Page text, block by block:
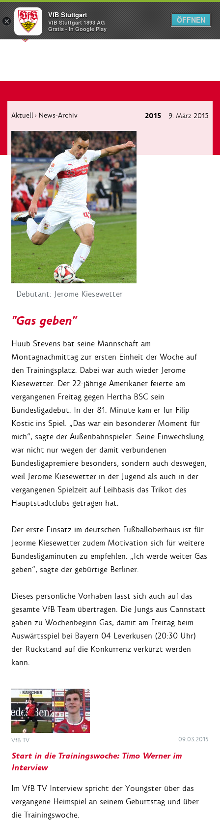
Menü
Aktuell › News-Archiv 2015 9. März 2015
Debütant: Jerome Kiesewetter
"Gas geben"
Huub Stevens bat seine Mannschaft am
Montagnachmittag zur ersten Einheit der Woche auf
den Trainingsplatz. Dabei war auch wieder Jerome
Kiesewetter. Der 22-jährige Amerikaner feierte am
vergangenen Freitag gegen Hertha BSC sein
Bundesligadebüt. In der 81. Minute kam er für Filip
Kostic ins Spiel. „Das war ein besonderer Moment für
mich“, sagte der Außenbahnspieler. Seine Einwechslung
war nicht nur wegen der damit verbundenen
Bundesligapremiere besonders, sondern auch deswegen,
weil Jerome Kiesewetter in der Jugend als auch in der
vergangenen Spielzeit auf Leihbasis das Trikot des
Hauptstadtclubs getragen hat.
Der erste Einsatz im deutschen Fußballoberhaus ist für
Jeorme Kiesewetter zudem Motivation sich für weitere
Bundesligaminuten zu empfehlen. „Ich werde weiter Gas
geben“, sagte der gebürtige Berliner.
Dieses persönliche Vorhaben lässt sich auch auf das
gesamte VfB Team übertragen. Die Jungs aus Cannstatt
gaben zu Wochenbeginn Gas, damit am Freitag beim
Auswärtsspiel bei Bayern 04 Leverkusen (20:30 Uhr)
der Rückstand auf die Konkurrenz verkürzt werden
kann.
VfB TV 09.03.2015
Start in die Trainingswoche: Timo Werner im
Interview
Im VfB TV Interview spricht der Youngster über das
vergangene Heimspiel an seinem Geburtstag und über
die Trainingswoche.
×
VfB Stuttgart
VfB Stuttgart 1893 AG
Gratis - In Google Play
ÖFFNEN